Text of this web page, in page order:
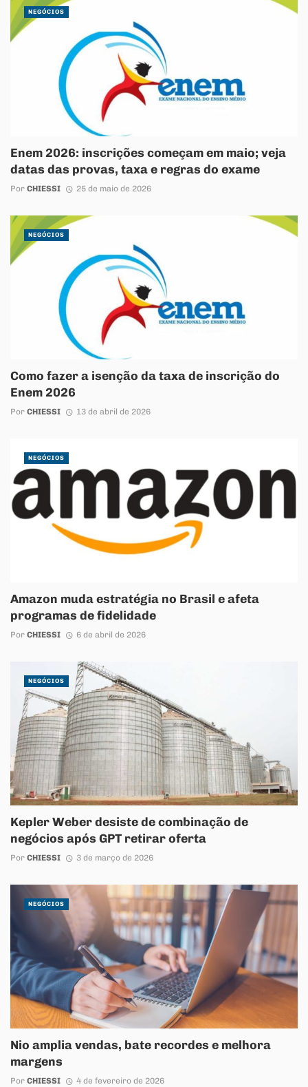
Enem 2026: inscrições começam em maio; veja
datas das provas, taxa e regras do exame
Por CHIESSI 25 de maio de 2026
NEGÓCIOS
Como fazer a isenção da taxa de inscrição do
Enem 2026
Por CHIESSI 13 de abril de 2026
NEGÓCIOS
Amazon muda estratégia no Brasil e afeta
programas de fidelidade
Por CHIESSI 6 de abril de 2026
NEGÓCIOS
Kepler Weber desiste de combinação de
negócios após GPT retirar oferta
Por CHIESSI 3 de março de 2026
NEGÓCIOS
Nio amplia vendas, bate recordes e melhora
margens
Por CHIESSI 4 de fevereiro de 2026
NEGÓCIOS